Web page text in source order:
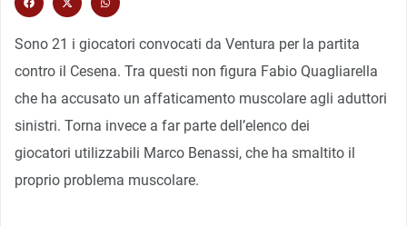
Sono 21 i giocatori convocati da Ventura per la partita
contro il Cesena. Tra questi non figura Fabio Quagliarella
che ha accusato un affaticamento muscolare agli aduttori
sinistri. Torna invece a far parte dell’elenco dei
giocatori utilizzabili Marco Benassi, che ha smaltito il
proprio problema muscolare.